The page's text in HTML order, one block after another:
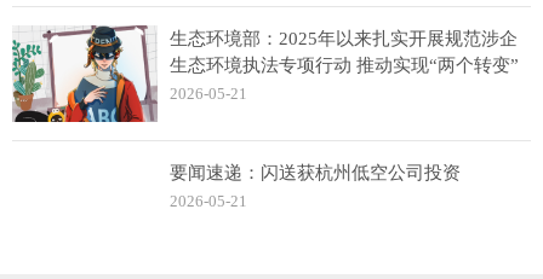
生态环境部：2025年以来扎实开展规范涉企
生态环境执法专项行动 推动实现“两个转变”
2026-05-21
要闻速递：闪送获杭州低空公司投资
2026-05-21